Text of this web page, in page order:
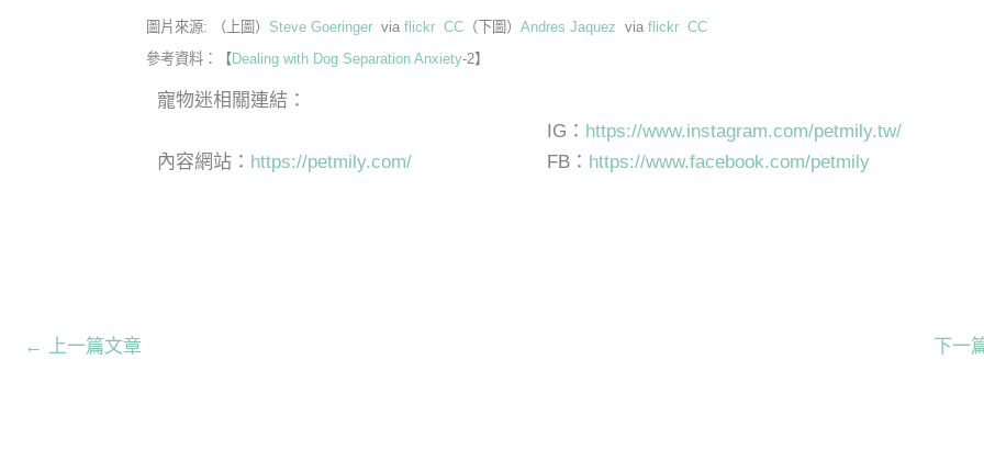
圖片來源: （上圖） Steve Goeringer viaflickr CC （下圖）Andres Jaquez viaflickr CC
參考資料：【Dealing with Dog Separation Anxiety-2】
寵物迷相關連結：
內容網站： https://petmily.com/
IG： https://www.instagram.com/petmily.tw/
FB： https://www.facebook.com/petmily
← 上一篇文章 下一